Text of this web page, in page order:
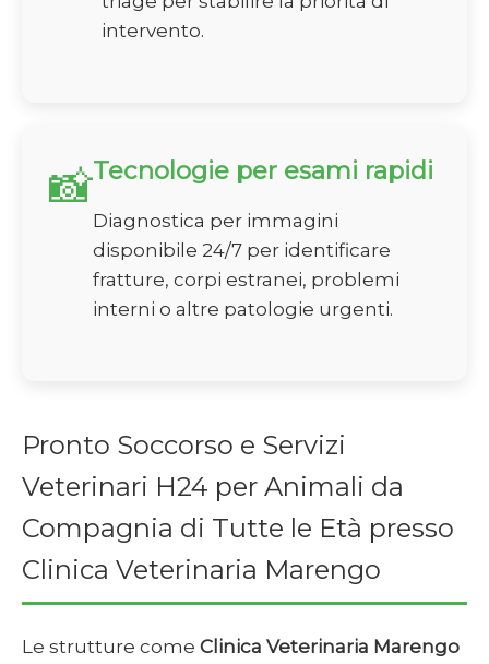
intervento.
📸Tecnologie per esami rapidi
Diagnostica per immagini
disponibile 24/7 per identificare
fratture, corpi estranei, problemi
interni o altre patologie urgenti.
Pronto Soccorso e Servizi
Veterinari H24 per Animali da
Compagnia di Tutte le Età presso
Clinica Veterinaria Marengo
Le strutture come Clinica Veterinaria Marengo